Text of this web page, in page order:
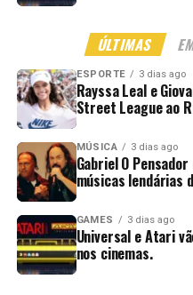
ÚLTIMAS
ESPORTE 3 dias ago
Rayssa Leal e
Street League ao
MÚSICA 3 dias ago
Gabriel O
músicas lendárias
GAMES 3 dias ago
Universal e Atari
nos cinemas.